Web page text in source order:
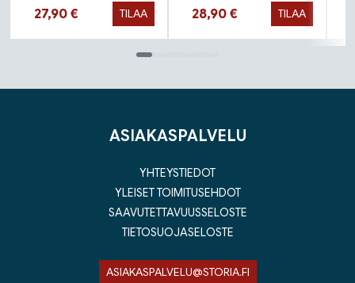
Hinta nyt
27,90 € TILAA Hinta nyt
28,90 € TILAA
ASIAKASPALVELU
YHTEYSTIEDOT
YLEISET TOIMITUSEHDOT
SAAVUTETTAVUUSSELOSTE
TIETOSUOJASELOSTE
ASIAKASPALVELU@STORIA.FI